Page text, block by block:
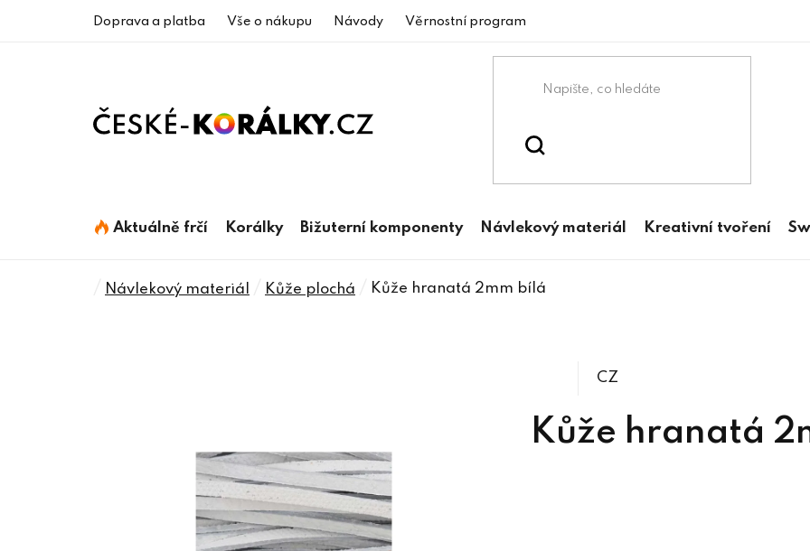
Doprava a platba Vše o nákupu Návody Věrnostní program
Aktuálně frčí Korálky Bižuterní komponenty Návlekový materiál Kreativní tvoření
Domů
Návlekový materiál Kůže plochá Kůže hranatá 2mm bílá
Kůže hranatá
CZ